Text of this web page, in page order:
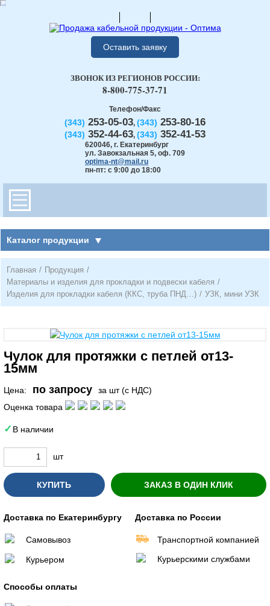
Оставить заявку
Телефон/Факс
(343) 253-05-03, (343) 253-80-16
(343) 352-44-63, (343) 352-41-53
620046, г. Екатеринбург
ул. Завокзальная 5, оф. 709
optima-nt@mail.ru
пн-пт: с 9:00 до 18:00
ЗВОНОК ИЗ РЕГИОНОВ РОССИИ:
8-800-775-37-71
Каталог продукции
Главная / Продукция /
Материалы и изделия для прокладки и подвески кабеля /
Изделия для прокладки кабеля (ККС, труба ПНД…) / УЗК, мини УЗК
Чулок для протяжки с петлей от13-
15мм
Цена: по запросу
за шт (с НДС)
Оценка товара
В наличии
шт
КУПИТЬ ЗАКАЗ В ОДИН КЛИК
Доставка по Екатеринбургу
Самовывоз
Курьером
Доставка по России
Транспортной компанией
Курьерскими службами
Способы оплаты